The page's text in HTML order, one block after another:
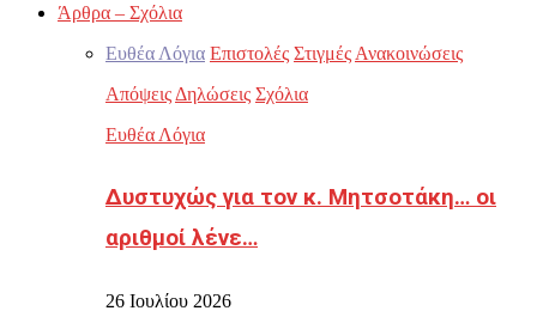
Άρθρα – Σχόλια
Ευθέα Λόγια Επιστολές Στιγμές Ανακοινώσεις
Απόψεις Δηλώσεις Σχόλια
Ευθέα Λόγια
Δυστυχώς για τον κ. Μητσοτάκη… οι
αριθμοί λένε…
26 Ιουλίου 2026